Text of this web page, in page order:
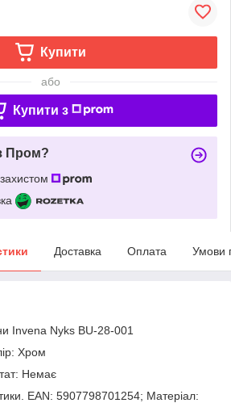
Купити
або
Купити з
Пром?
Доставка Оплата Умови
Invena Nyks BU-28-001
Хром
Немає
EAN: 5907798701254; Матеріал: